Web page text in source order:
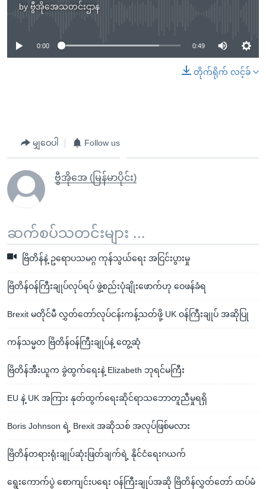
by ဗွီအိုအေသတင်းဌာန
No media source currently available
0:00 0:49
တိုက်ရိုက် လင့်ခ်
မျှဝေပါ Follow us
ဗွီအိုအေ (မြန်မာပိုင်း)
ဆက်စပ်သတင်းများ ...
ဗြိတိန်နဲ့ ဥရောပသမဂ္ဂ ကုန်သွယ်ရေး အငြင်းပွားမှု
ဗြိတိန်ဝန်ကြီးချုပ်လုပ်ရပ် ဖွဲ့စည်းပုံချိုးဖောက်ဟု ဝေဖန်ခံရ
Brexit မတိုင်မီ လွှတ်တော်လုပ်ငန်းကန့်သတ်ဖို့ UK ဝန်ကြီးချုပ် အဆိုပြု
ကန်သမ္မတ ဗြိတိန်ဝန်ကြီးချုပ်နဲ့ တွေ့ဆုံ
ဗြိတိန်အီးယူက ခွဲထွက်ရေးနဲ့ Elizabeth ဘုရင်မကြီး
EU နဲ့ UK အကြား နုတ်ထွက်ရေးဆိုင်ရာသဘောတူညီမှုရရှိ
Boris Johnson ရဲ့ Brexit အဆိုသစ် အလုပ်ဖြစ်မလား
ဗြိတိန်တရားရုံးချုပ်ဆုံးဖြတ်ချက်ရဲ့ နိုင်ငံရေးဂယက်
ရွေးကောက်ပွဲ စောကျင်းပရေး ဝန်ကြီးချုပ်အဆို ဗြိတိန်လွှတ်တော် ထပ်မံ